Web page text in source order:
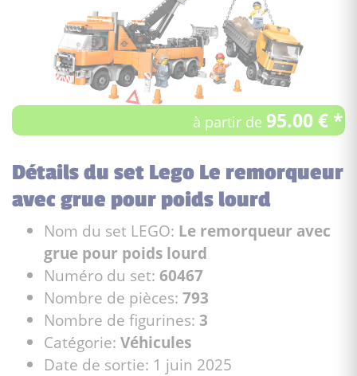
à partir de 95.00 € *
Détails du set Lego Le remorqueur
avec grue pour poids lourd
Nom du set LEGO: Le remorqueur avec
grue pour poids lourd
Numéro du set: 60467
Nombre de pièces: 793
Nombre de figurines: 3
Catégorie: Véhicules
Date de sortie: 1 juin 2025